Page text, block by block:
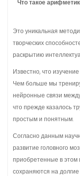
Что такое
Это уникальная
творческих
раскрытию
Известно, что
Чем больше мы
нейронные связи
что прежде казалось
простым и понятным.
Согласно данным
развитие головного
приобретенные в этом
сохраняются на